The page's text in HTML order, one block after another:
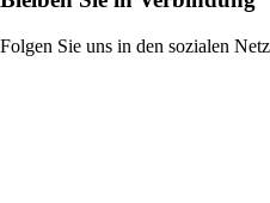
Folgen Sie uns in den sozialen